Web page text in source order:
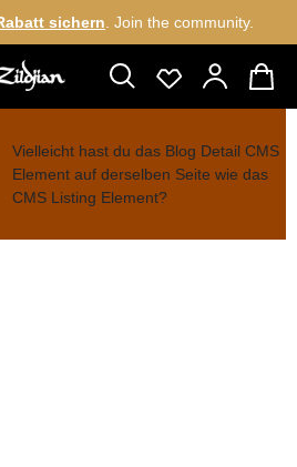
sichern . Join the community.
Vielleicht hast du das Blog Detail CMS
Element auf derselben Seite wie das
CMS Listing Element?